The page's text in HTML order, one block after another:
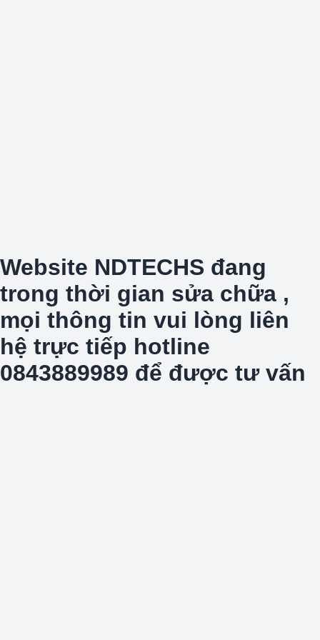
Website NDTECHS đang
trong thời gian sửa chữa ,
mọi thông tin vui lòng liên
hệ trực tiếp hotline
0843889989 để được tư vấn